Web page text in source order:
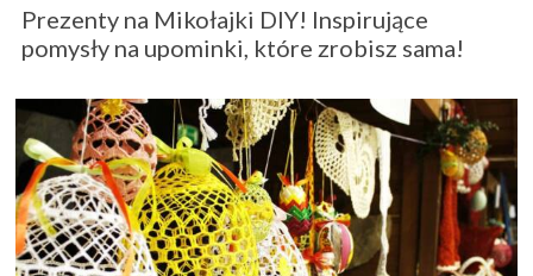
Prezenty na Mikołajki DIY! Inspirujące
pomysły na upominki, które zrobisz sama!